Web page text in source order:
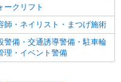
ークリフト
師・ネイリスト・まつげ施術
警備・交通誘導警備・駐車輪
理・イベント警備